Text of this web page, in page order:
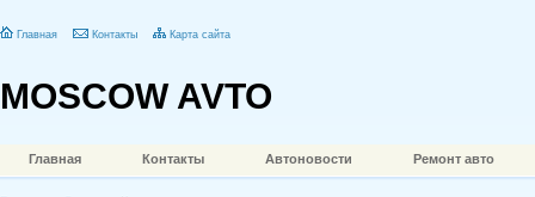
Главная Контакты Карта сайта
MOSCOW AVTO
Главная Контакты Автоновости Ремонт авто